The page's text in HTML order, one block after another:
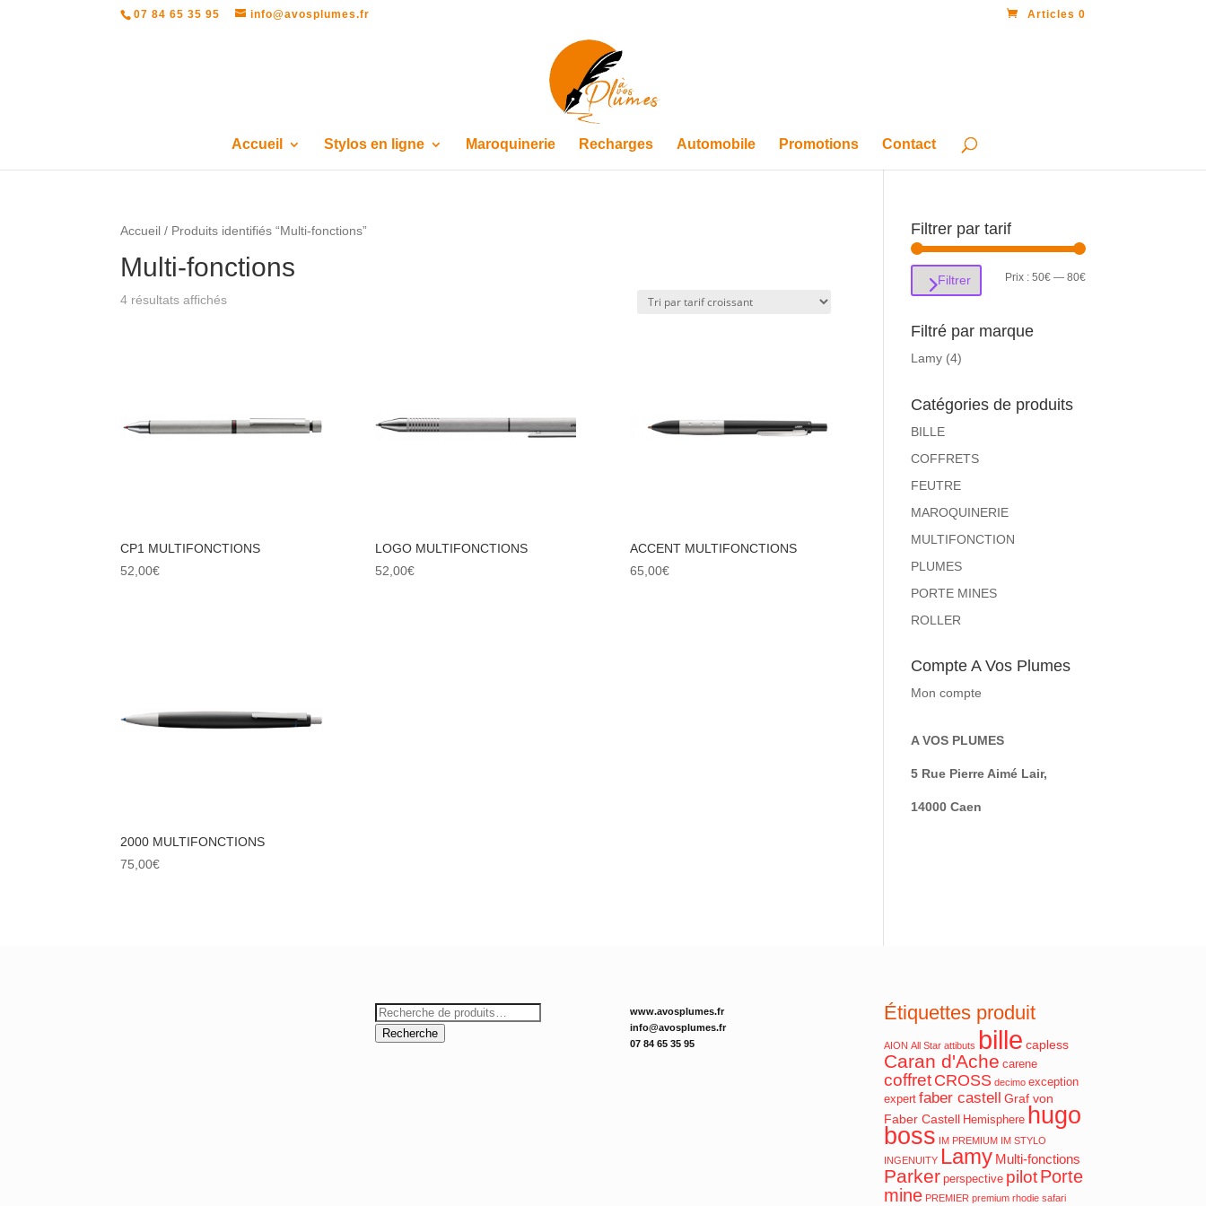
07 84 65 35 95 info@avosplumes.fr Articles 0
Accueil Stylos en ligne Maroquinerie Recharges Automobile Promotions Contact
Accueil / Produits identifiés “Multi-fonctions”
Multi-fonctions
4 résultats affichésTrié
CP1 MULTIFONCTIONS
52,00€
LOGO MULTIFONCTIONS
52,00€
ACCENT MULTIFONCTIONS
65,00€
2000 MULTIFONCTIONS
75,00€
Filtrer par tarif
Prix
Prix
Filtrer Prix : 50€— 80€
Filtré par marque
Lamy (4)
Catégories de produits
BILLE
COFFRETS
FEUTRE
MAROQUINERIE
MULTIFONCTION
PLUMES
PORTE MINES
ROLLER
Compte A Vos Plumes
Mon compte
A VOS PLUMES
5 Rue Pierre Aimé Lair,
14000 Caen
Recherche
pour :
Recherche
www.avosplumes.fr
info@avosplumes.fr
07 84 65 35 95
Étiquettes produit
AION All Star attibuts bille capless
Caran d'Ache carene
coffretCROSS decimo exception
expert faber castell Graf von
Faber Castell Hemisphere hugo
boss IM PREMIUM IM STYLO
INGENUITY Lamy Multi-fonctions
Parker perspective pilotPorte
mine PREMIER premium rhodie safari